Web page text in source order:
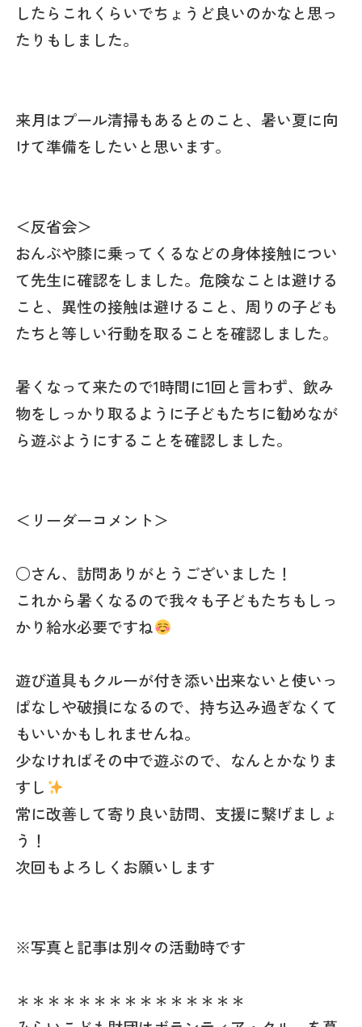
したらこれくらいでちょうど良いのかなと思っ
たりもしました。
来月はプール清掃もあるとのこと、暑い夏に向
けて準備をしたいと思います。
＜反省会＞
おんぶや膝に乗ってくるなどの身体接触につい
て先生に確認をしました。危険なことは避ける
こと、異性の接触は避けること、周りの子ども
たちと等しい行動を取ることを確認しました。
暑くなって来たので1時間に1回と言わず、飲み
物をしっかり取るように子どもたちに勧めなが
ら遊ぶようにすることを確認しました。
＜リーダーコメント＞
○さん、訪問ありがとうございました！
これから暑くなるので我々も子どもたちもしっ
かり給水必要ですね
遊び道具もクルーが付き添い出来ないと使いっ
ぱなしや破損になるので、持ち込み過ぎなくて
もいいかもしれませんね。
少なければその中で遊ぶので、なんとかなりま
すし
常に改善して寄り良い訪問、支援に繋げましょ
う！
次回もよろしくお願いします
※写真と記事は別々の活動時です
＊＊＊＊＊＊＊＊＊＊＊＊＊＊＊